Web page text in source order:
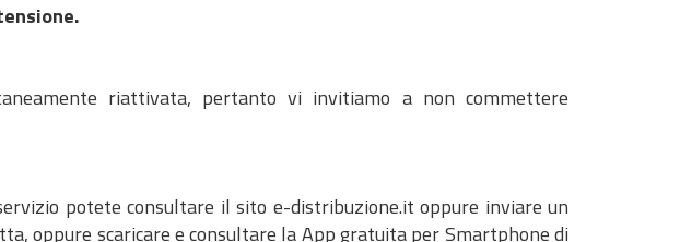
riattivata, pertanto vi invitiamo a non commettere
potete consultare il sito e-distribuzione.it oppure inviare un
oppure scaricare e consultare la App gratuita per Smartphone di